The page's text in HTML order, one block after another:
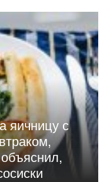
яичницу с